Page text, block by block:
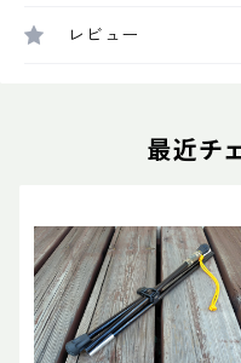
レビュー
最近チ